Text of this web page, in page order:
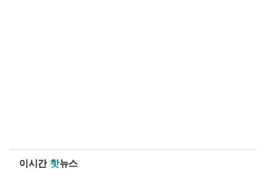
이시간 핫뉴스